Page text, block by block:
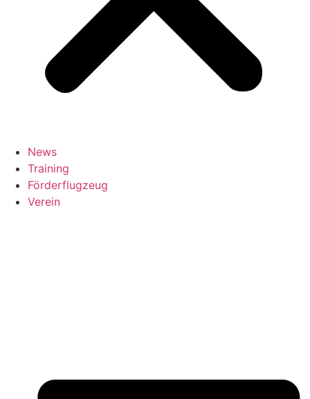
News
Training
Förderflugzeug
Verein